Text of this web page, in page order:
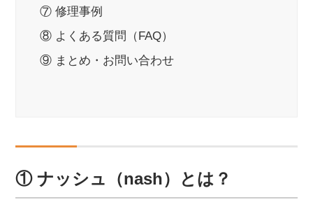
⑦ 修理事例
⑧ よくある質問（FAQ）
⑨ まとめ・お問い合わせ
① ナッシュ（nash）とは？